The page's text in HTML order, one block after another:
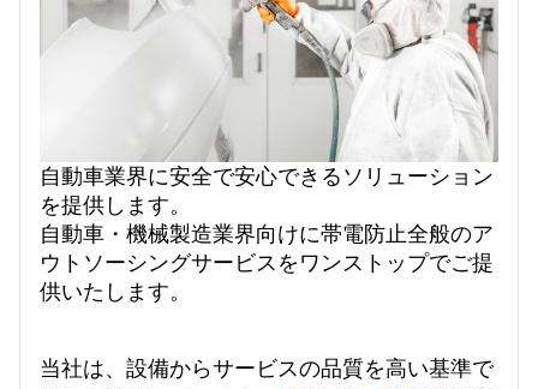
我々に連絡し
自動車業界に安全で安心できるソリューション
を提供します。
自動車・機械製造業界向けに帯電防止全般のア
ウトソーシングサービスをワンストップでご提
供いたします。
当社は、設備からサービスの品質を高い基準で